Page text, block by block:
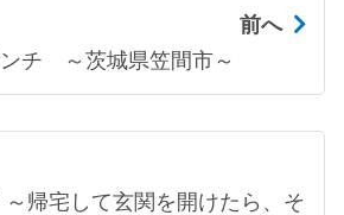
前へ
チ ～茨城県笠間市～
～帰宅して玄関を開けたら、そ